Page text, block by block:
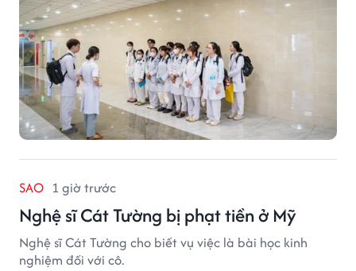
SAO 1 giờ trước
Nghệ sĩ Cát Tường bị phạt tiền ở Mỹ
Nghệ sĩ Cát Tường cho biết vụ việc là bài học kinh
nghiệm đối với cô.